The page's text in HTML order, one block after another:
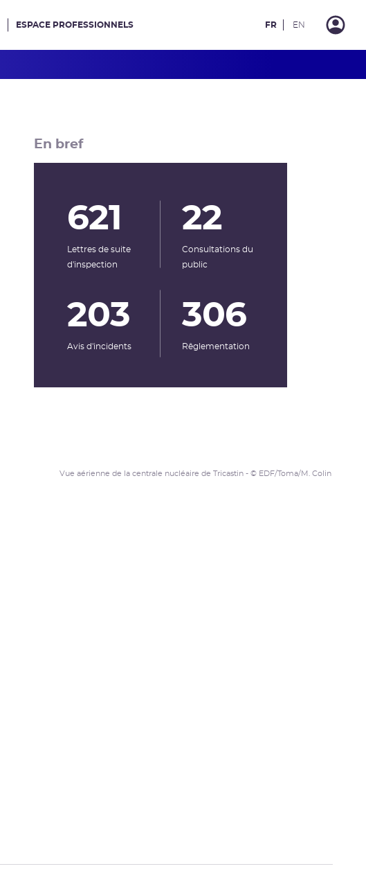
ESPACE PROFESSIONNELS FR EN
En bref
621
Lettres de suite
d'inspection
22
Consultations du
public
203
Avis d'incidents
306
Rêglementation
Vue aérienne de la centrale nucléaire de Tricastin - © EDF/Toma/M. Colin